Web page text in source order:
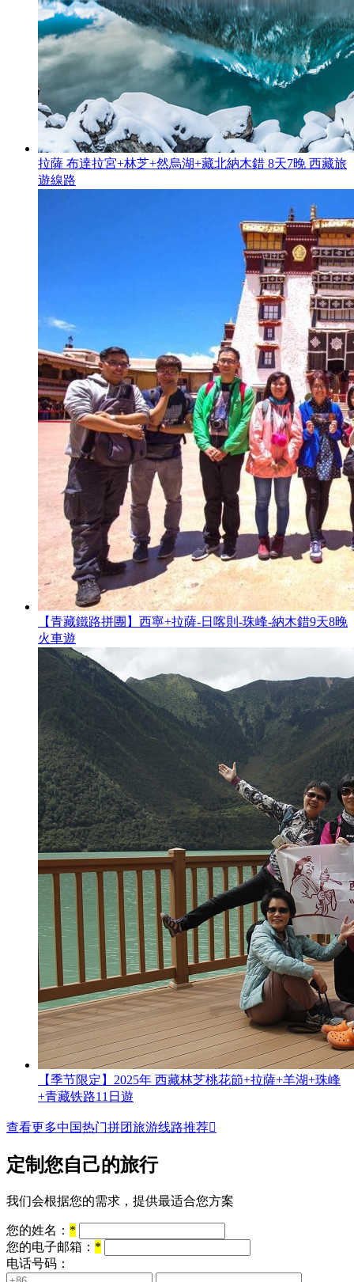
拉薩 布達拉宮+林芝+然烏湖+藏北納木錯 8天7晚 西藏旅
遊線路
【青藏鐵路拼團】西寧+拉薩-日喀則-珠峰-納木錯9天8晚
火車遊
【季节限定】2025年 西藏林芝桃花節+拉薩+羊湖+珠峰
+青藏铁路11日遊
查看更多中国热门拼团旅游线路推荐
定制您自己的旅行
我们会根据您的需求，提供最适合您方案
您的姓名： *
您的电子邮箱： *
电话号码：